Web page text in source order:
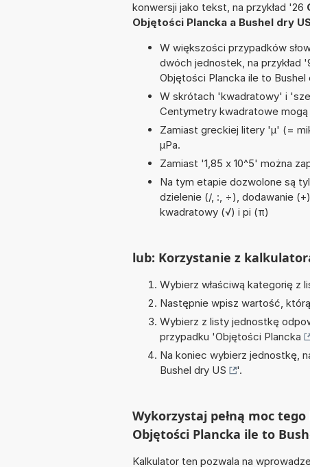
konwersji jako tekst, na przykład '26
Objętości Plancka a Bushel dry
W większości przypadków
dwóch jednostek, na przykład
Objętości Plancka ile to Bushel
W skrótach 'kwadratowy' i
Centymetry kwadratowe
Zamiast greckiej litery 'µ' (=
µPa.
Zamiast '1,85 x 10^5' można
Na tym etapie dozwolone są
dzielenie (/, :, ÷), dodawanie
kwadratowy (√) i pi (π)
lub: Korzystanie z
Wybierz właściwą kategorię z
Następnie wpisz wartość,
Wybierz z listy jednostkę
przypadku 'Objętości Plancka
Na koniec wybierz jednostkę,
Bushel dry US
'.
Wykorzystaj pełną moc
Objętości Plancka ile to
Kalkulator ten pozwala na